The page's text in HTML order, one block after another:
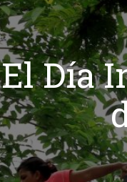
El Día